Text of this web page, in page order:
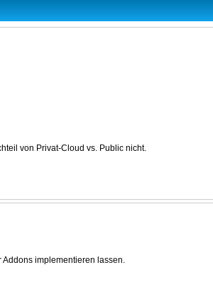
von Privat-Cloud vs. Public nicht.
implementieren lassen.